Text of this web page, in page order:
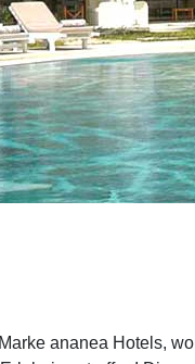
ananea Hotels, wo